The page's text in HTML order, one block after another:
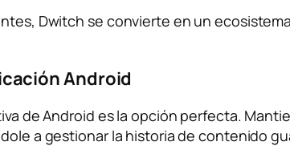
Dwitch se convierte en un
Android
de Android es la opción perfecta.
a gestionar la historia de contenido